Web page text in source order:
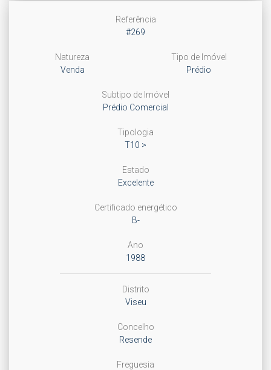
Referência
#269
Natureza
Venda
Tipo de Imóvel
Prédio
Subtipo de Imóvel
Prédio Comercial
Tipologia
T10 >
Estado
Excelente
Certificado energético
B-
Ano
1988
Distrito
Viseu
Concelho
Resende
Freguesia